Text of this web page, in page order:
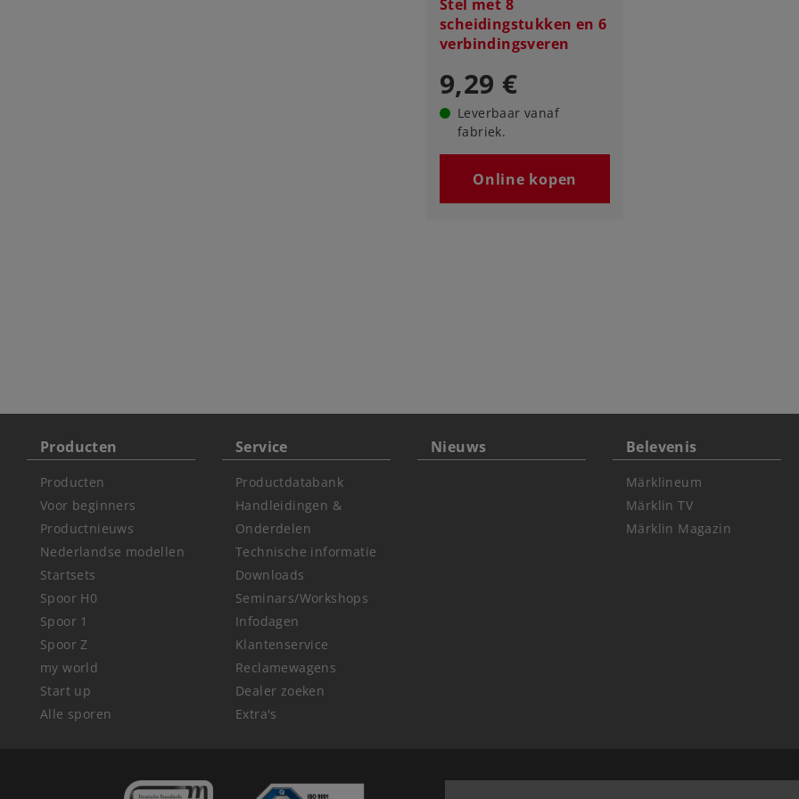
Stel met 8
scheidingstukken en 6
verbindingsveren
9,29 €
Leverbaar vanaf
fabriek.
Online kopen
Producten
Producten
Voor beginners
Productnieuws
Nederlandse modellen
Startsets
Spoor H0
Spoor 1
Spoor Z
my world
Start up
Alle sporen
Service
Productdatabank
Handleidingen &
Onderdelen
Technische informatie
Downloads
Seminars/Workshops
Infodagen
Klantenservice
Reclamewagens
Dealer zoeken
Extra's
Nieuws Belevenis
Märklineum
Märklin TV
Märklin Magazin